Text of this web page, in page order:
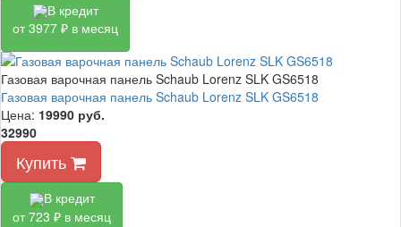
В кредит
от 3977 ₽ в месяц
Газовая варочная панель Schaub Lorenz SLK GS6518
Газовая варочная панель Schaub Lorenz SLK GS6518
Цена: 19990 руб.
32990
Купить
В кредит
от 723 ₽ в месяц